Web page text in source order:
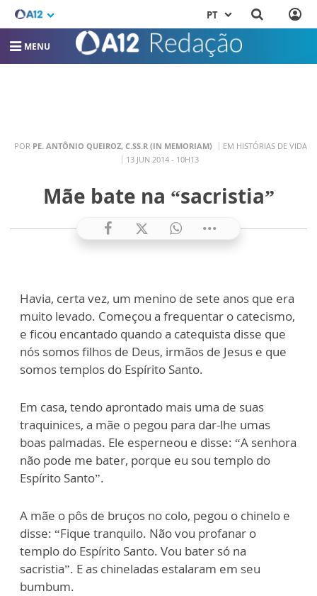
PT
MENU
POR PE. ANTÔNIO QUEIROZ, C.SS.R (IN MEMORIAM)
EM HISTÓRIAS DE VIDA
13 JUN 2014 - 10H13
Mãe bate na “sacristia”
Havia, certa vez, um menino de sete anos que era
muito levado. Começou a frequentar o catecismo,
e ficou encantado quando a catequista disse que
nós somos filhos de Deus, irmãos de Jesus e que
somos templos do Espírito Santo.
Em casa, tendo aprontado mais uma de suas
traquinices, a mãe o pegou para dar-lhe umas
boas palmadas. Ele esperneou e disse: “A senhora
não pode me bater, porque eu sou templo do
Espírito Santo”.
A mãe o pôs de bruços no colo, pegou o chinelo e
disse: “Fique tranquilo. Não vou profanar o
templo do Espírito Santo. Vou bater só na
sacristia”. E as chineladas estalaram em seu
bumbum.